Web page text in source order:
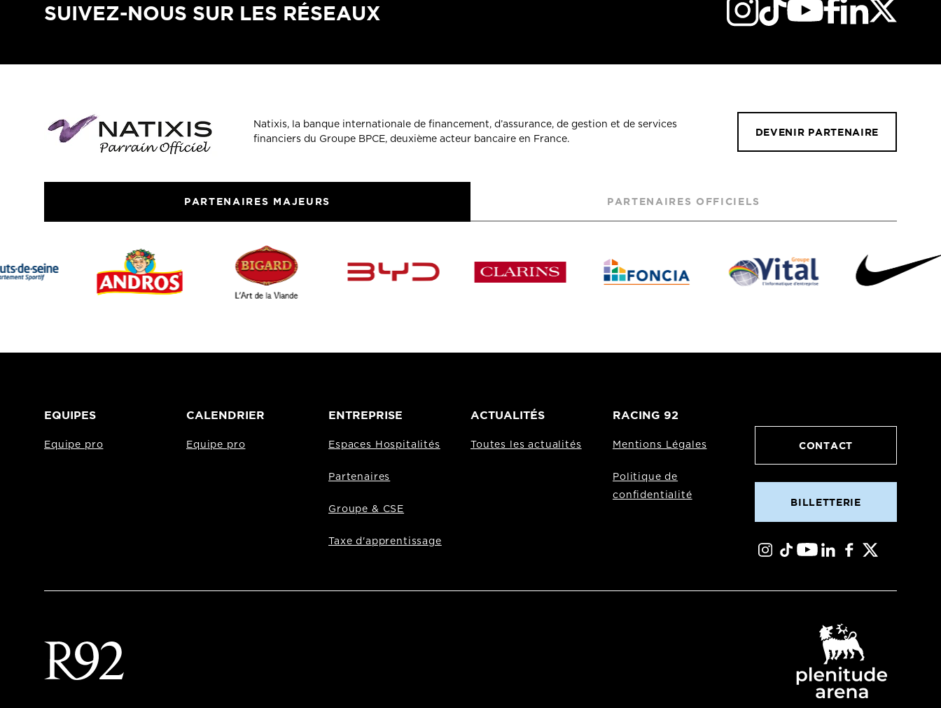
SUIVEZ-NOUS SUR LES RÉSEAUX
Natixis, la banque internationale de financement, d’assurance, de gestion et de services
financiers du Groupe BPCE, deuxième acteur bancaire en France.
DEVENIR PARTENAIRE
PARTENAIRES MAJEURS PARTENAIRES OFFICIELS
EQUIPES
Equipe pro
CALENDRIER
Equipe pro
ENTREPRISE
Espaces Hospitalités
Partenaires
Groupe & CSE
Taxe d'apprentissage
ACTUALITÉS
Toutes les actualités
RACING 92
Mentions Légales
Politique de
confidentialité
CONTACT
BILLETTERIE